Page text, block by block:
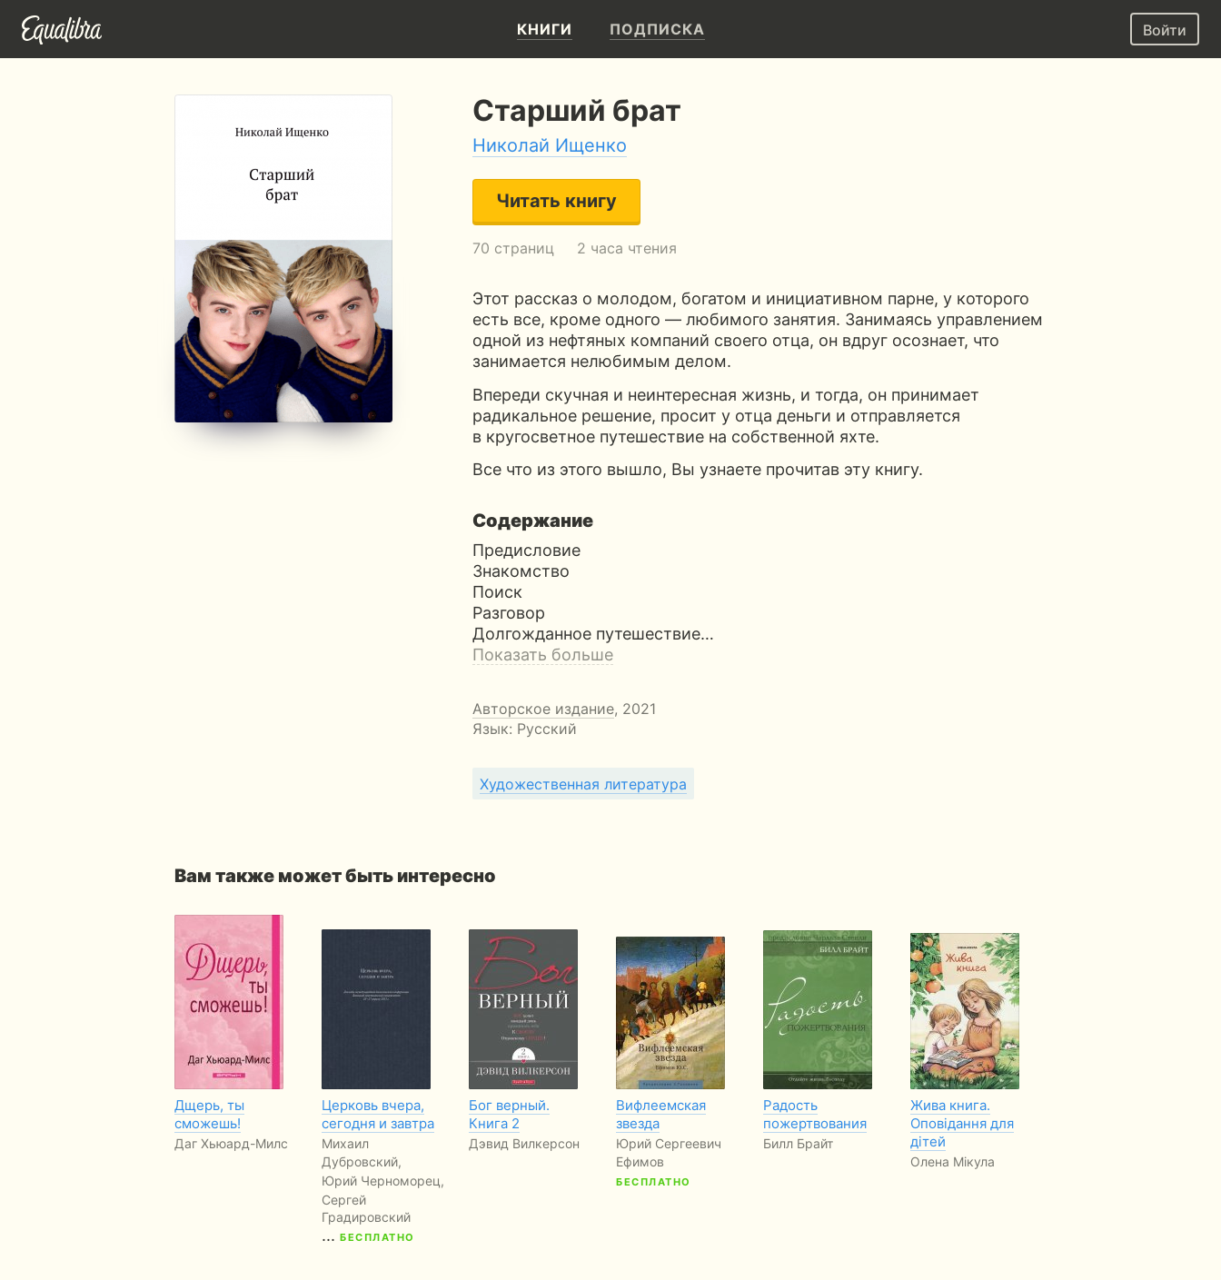
КНИГИ ПОДПИСКА Войти
Старший брат
Николай Ищенко
Читать книгу
70 страниц 2 часа чтения
Этот рассказ о молодом, богатом и инициативном парне, у которого
есть все, кроме одного — любимого занятия. Занимаясь управлением
одной из нефтяных компаний своего отца, он вдруг осознает, что
занимается нелюбимым делом.
Впереди скучная и неинтересная жизнь, и тогда, он принимает
радикальное решение, просит у отца деньги и отправляется
в кругосветное путешествие на собственной яхте.
Все что из этого вышло, Вы узнаете прочитав эту книгу.
Содержание
Предисловие
Знакомство
Поиск
Разговор
Долгожданное путешествие…
Показать больше
Авторское издание, 2021
Язык: Русский
Художественная литература
Вам также может быть интересно
Дщерь, ты
сможешь!
Даг Хьюард-Милс
Церковь вчера,
сегодня и завтра
Михаил
Дубровский,
Юрий Черноморец,
Сергей
Градировский
... БЕСПЛАТНО
Бог верный.
Книга 2
Дэвид Вилкерсон
Вифлеемская
звезда
Юрий Сергеевич
Ефимов
БЕСПЛАТНО
Радость
пожертвования
Билл Брайт
Жива книга.
Оповідання для
дітей
Олена Мікула